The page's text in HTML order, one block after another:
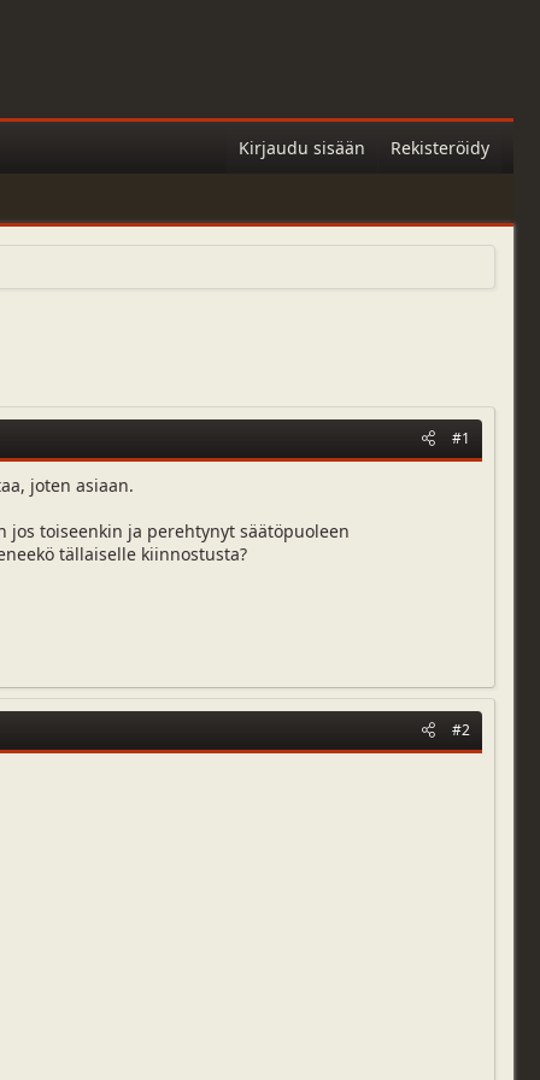
Kirjaudu sisään Rekisteröidy
#1
joten asiaan.
toiseenkin ja perehtynyt säätöpuoleen
tällaiselle kiinnostusta?
#2